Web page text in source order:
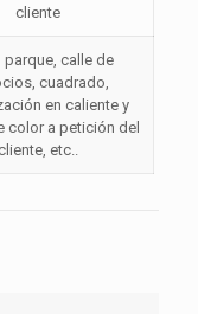
cliente
parque, calle de
cuadrado,
en caliente y
color a petición del
cliente, etc..